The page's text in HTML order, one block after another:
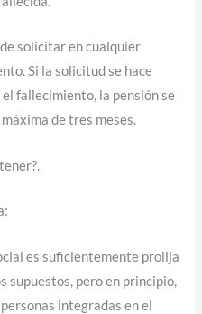
solicitar en cualquier
Si la solicitud se hace
fallecimiento, la pensión se
de tres meses.
es suficientemente prolija
supuestos, pero en principio,
integradas en el